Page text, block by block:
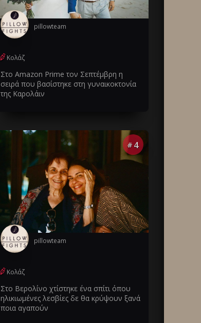
pillowteam
Κολάζ
Στο Amazon Prime τον Σεπτέμβρη η
σειρά που βασίστηκε στη γυναικοκτονία
της Καρολάιν
# 4
pillowteam
Κολάζ
Στο Βερολίνο χτίστηκε ένα σπίτι όπου
ηλικιωμένες λεσβίες δε θα κρύψουν ξανά
ποια αγαπούν